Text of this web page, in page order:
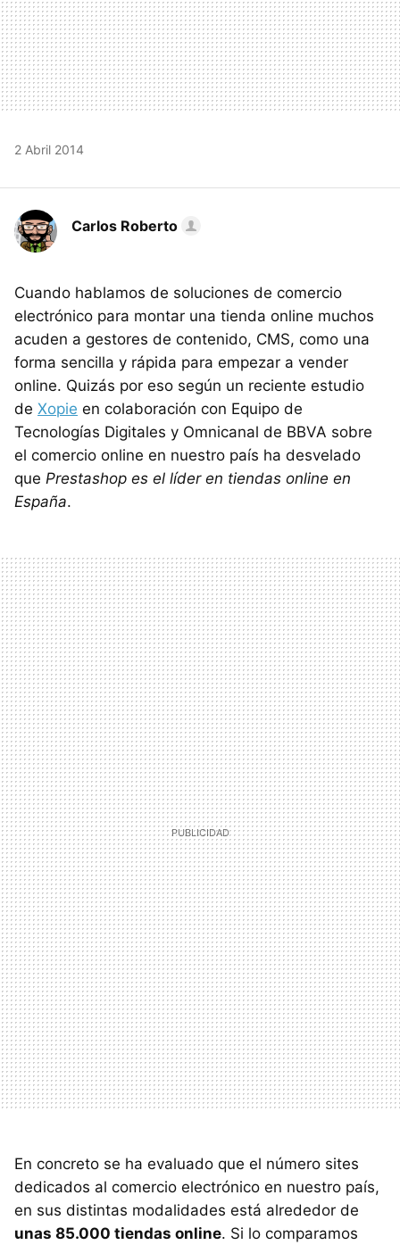
2 Abril 2014
Carlos Roberto
Cuando hablamos de soluciones de comercio
electrónico para montar una tienda online muchos
acuden a gestores de contenido, CMS, como una
forma sencilla y rápida para empezar a vender
online. Quizás por eso según un reciente estudio
de Xopie en colaboración con Equipo de
Tecnologías Digitales y Omnicanal de BBVA sobre
el comercio online en nuestro país ha desvelado
que Prestashop es el líder en tiendas online en
España.
En concreto se ha evaluado que el número sites
dedicados al comercio electrónico en nuestro país,
en sus distintas modalidades está alrededor de
unas 85.000 tiendas online. Si lo comparamos